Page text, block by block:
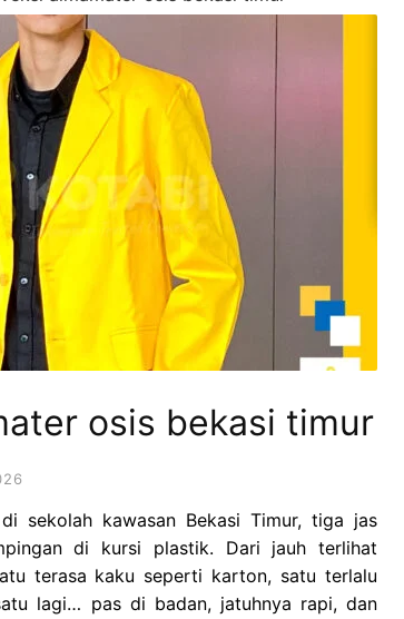
osis bekasi timur
sekolah kawasan Bekasi Timur, tiga jas
di kursi plastik. Dari jauh terlihat
terasa kaku seperti karton, satu terlalu
lagi… pas di badan, jatuhnya rapi, dan